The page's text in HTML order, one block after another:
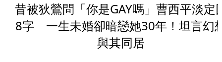
昔被狄鶯問「你是GAY嗎」曹西平淡定
8字 一生未婚卻暗戀她30年！坦言幻
與其同居